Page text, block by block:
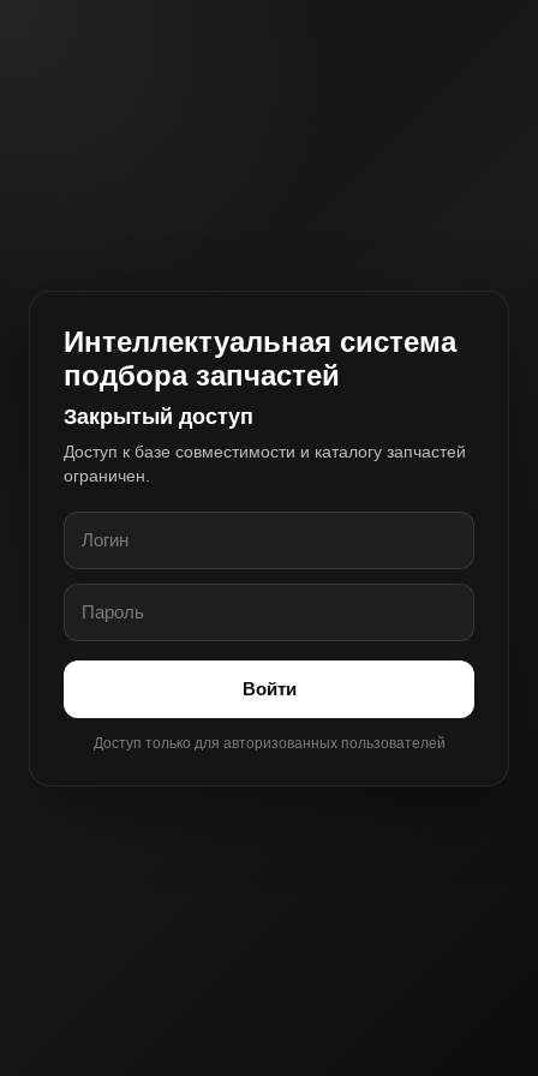
Интеллектуальная система
подбора запчастей
Закрытый доступ
Доступ к базе совместимости и каталогу запчастей
ограничен.
Войти
Доступ только для авторизованных пользователей